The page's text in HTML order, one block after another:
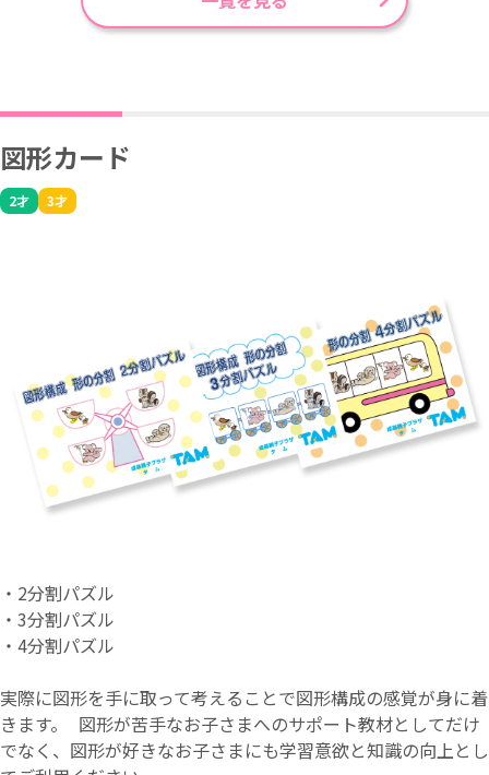
図形カード
2才 3才
・2分割パズル
・3分割パズル
・4分割パズル
実際に図形を手に取って考えることで図形構成の感覚が身に着
きます。 図形が苦手なお子さまへのサポート教材としてだけ
でなく、図形が好きなお子さまにも学習意欲と知識の向上とし